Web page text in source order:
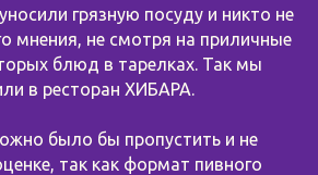
грязную посуду и никто не
мнения, не смотря на приличные
блюд в тарелках. Так мы
в ресторан ХИБАРА.
было бы пропустить и не
так как формат пивного